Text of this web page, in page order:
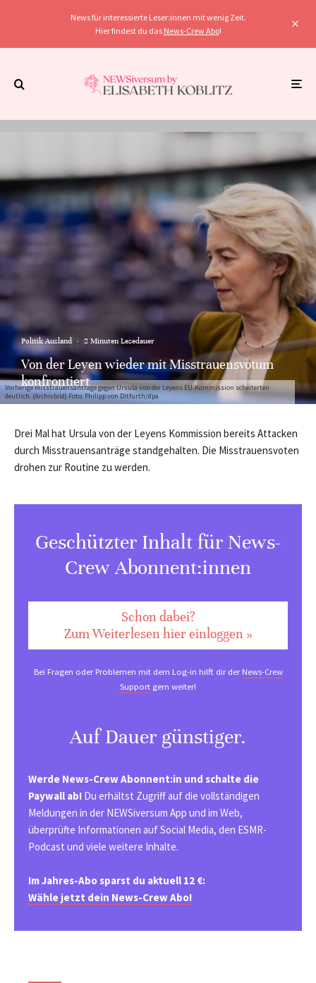
News für interessierte Leser:innen mit wenig Zeit.
Hier findest du das News-Crew Abo!
Vorherige Misstrauensanträge gegen Ursula von der Leyens EU-Kommission scheiterten
deutlich. (Archivbild) Foto: Philipp von Ditfurth/dpa
Politik Ausland · 2 Minuten Lesedauer
Von der Leyen wieder mit Misstrauensvotum
konfrontiert
Drei Mal hat Ursula von der Leyens Kommission bereits Attacken
durch Misstrauensanträge standgehalten. Die Misstrauensvoten
drohen zur Routine zu werden.
Geschützter Inhalt für News-
Crew Abonnent:innen
Schon dabei?
Zum Weiterlesen hier einloggen »
Bei Fragen oder Problemen mit dem Log-in hilft dir derNews-Crew
Support gern weiter!
Auf Dauer günstiger.
Werde News-Crew Abonnent:in und schalte die
Paywall ab! Du erhältst Zugriff auf die vollständigen
Meldungen in der NEWSiversum App und im Web,
überprüfte Informationen auf Social Media, den ESMR-
Podcast und viele weitere Inhalte.
Im Jahres-Abo sparst du aktuell 12 €:
Wähle jetzt dein News-Crew Abo!